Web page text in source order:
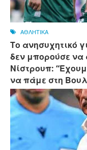
ΑΘΛΗΤΙΚΑ
Το ανησυχητικό
δεν μπορούσε να
Νίστρουπ:
να πάμε στη